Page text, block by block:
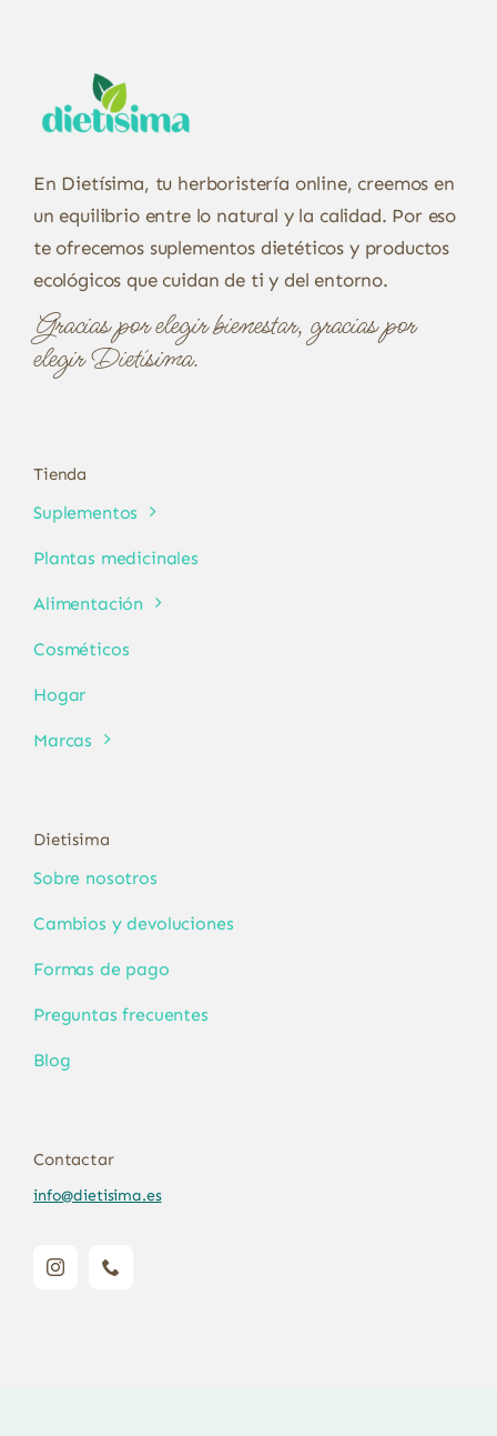
En Dietísima, tu herboristería online, creemos en
un equilibrio entre lo natural y la calidad. Por eso
te ofrecemos suplementos dietéticos y productos
ecológicos que cuidan de ti y del entorno.
Gracias por elegir bienestar, gracias por
elegir Dietísima.
Tienda
Suplementos
Plantas medicinales
Alimentación
Cosméticos
Hogar
Marcas
Dietisima
Sobre nosotros
Cambios y devoluciones
Formas de pago
Preguntas frecuentes
Blog
Contactar
info@dietisima.es